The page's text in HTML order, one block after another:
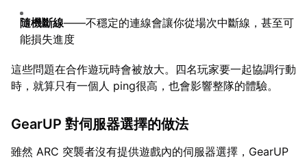
隨機斷線——不穩定的連線會讓你從場次中斷線，甚至可
能損失進度
這些問題在合作遊玩時會被放大。四名玩家要一起協調行動
時，就算只有一個人 ping很高，也會影響整隊的體驗。
GearUP 對伺服器選擇的做法
雖然 ARC 突襲者沒有提供遊戲內的伺服器選擇，GearUP